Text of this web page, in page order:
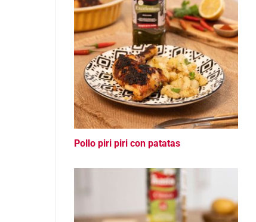
Pollo piri piri con patatas